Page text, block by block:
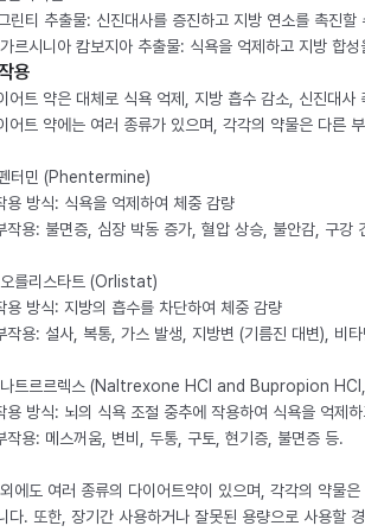
린티 추출물: 신진대사를 증진하고 지방 연소를 촉진할
르시니아 캄보지아 추출물: 식욕을 억제하고 지방 합
용
어트 약은 대체로 식욕 억제, 지방 흡수 감소, 신진대사
어트 약에는 여러 종류가 있으며, 각각의 약물은 다른
터민 (Phentermine)
용 방식: 식욕을 억제하여 체중 감량
작용: 불면증, 심장 박동 증가, 혈압 상승, 불안감, 구강
를리스타트 (Orlistat)
용 방식: 지방의 흡수를 차단하여 체중 감량
작용: 설사, 복통, 가스 발생, 지방변 (기름진 대변), 비
트르르렉스 (Naltrexone HCl and Bupropion
용 방식: 뇌의 식욕 조절 중추에 작용하여 식욕을 억제
작용: 메스꺼움, 변비, 두통, 구토, 현기증, 불면증 등.
에도 여러 종류의 다이어트약이 있으며, 각각의 약물
다. 또한, 장기간 사용하거나 잘못된 용량으로 사용할